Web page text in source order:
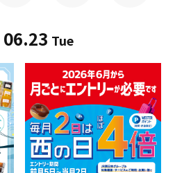
06.23 Tue